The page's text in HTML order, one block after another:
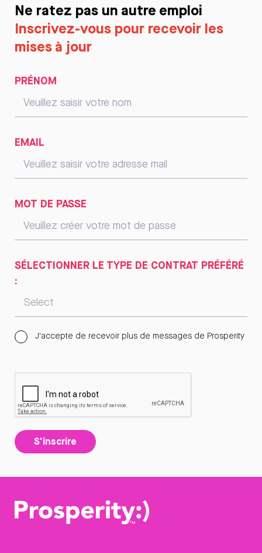
Ne ratez pas un autre emploi
Inscrivez-vous pour recevoir les
mises à jour
PRÉNOM
EMAIL
MOT DE PASSE
SÉLECTIONNER LE TYPE DE CONTRAT PRÉFÉRÉ
:
J'accepte de recevoir plus de messages de Prosperity
S'inscrire